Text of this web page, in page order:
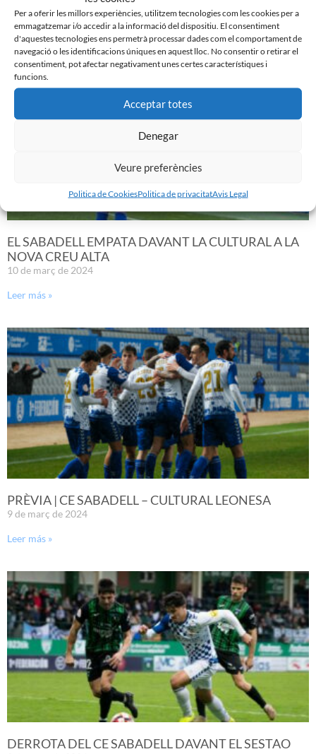
Per a oferir les millors experiències, utilitzem tecnologies com les cookies per a
emmagatzemar i/o accedir a la informació del dispositiu. El consentiment
d'aquestes tecnologies ens permetrà processar dades com el comportament de
navegació o les identificacions úniques en aquest lloc. No consentir o retirar el
consentiment, pot afectar negativament unes certes característiques i
funcions.
Acceptar totes
Denegar
Veure preferències
Politica de CookiesPolitica de privacitatAvis Legal
Noticias Relacionadas
EL SABADELL EMPATA DAVANT LA CULTURAL A LA
NOVA CREU ALTA
10 de març de 2024
Leer más »
PRÈVIA | CE SABADELL – CULTURAL LEONESA
9 de març de 2024
Leer más »
DERROTA DEL CE SABADELL DAVANT EL SESTAO